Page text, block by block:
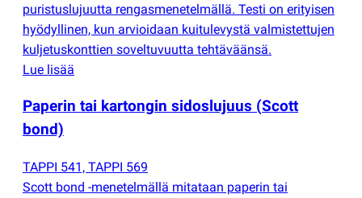
puristuslujuutta rengasmenetelmällä. Testi on erityisen
hyödyllinen, kun arvioidaan kuitulevystä valmistettujen
kuljetuskonttien soveltuvuutta tehtäväänsä.
Lue lisää
Paperin tai kartongin sidoslujuus (Scott
bond)
TAPPI 541, TAPPI 569
Scott bond -menetelmällä mitataan paperin tai